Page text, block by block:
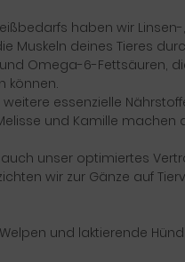
haben wir
Muskeln deines Tieres
Omega-6-Fettsäuren,
können.
essenzielle
und Kamille machen
unser optimiertes
wir zur Gänze auf
und laktierende